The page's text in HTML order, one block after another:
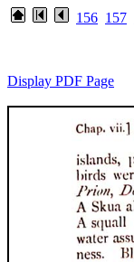
156 157
Display PDF Page